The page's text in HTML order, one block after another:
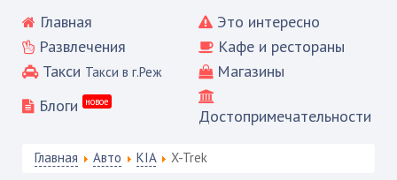
Главная
Это интересно
Развлечения
Кафе и рестораны
Такси Такси в г.Реж
Магазины
Блоги
новое
Достопримечательности
Главная Авто KIA X-Trek